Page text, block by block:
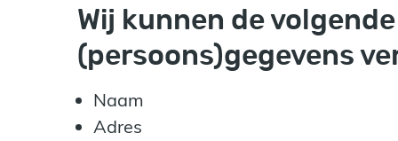
Wij kunnen de
(persoons)gegevens
Naam
Adres